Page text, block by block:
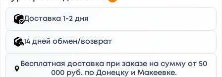
Доставка 1-2 дня
14 дней обмен/возврат
Бесплатная доставка при заказе на сумму от 50
000 руб. по Донецку и Макеевке.